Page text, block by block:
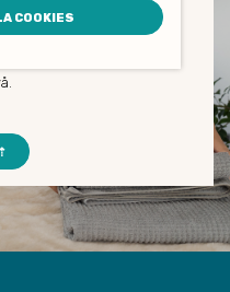
förvänta dig trevlig och
COOKIES